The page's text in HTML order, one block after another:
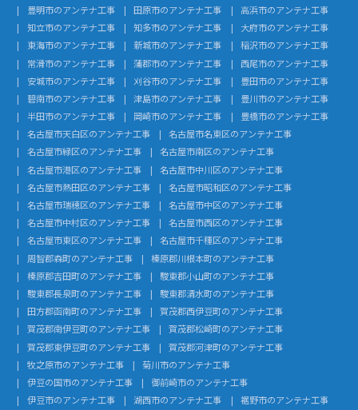
豊明市のアンテナ工事
田原市のアンテナ工事
高浜市のアンテナ工事
知立市のアンテナ工事
知多市のアンテナ工事
大府市のアンテナ工事
東海市のアンテナ工事
新城市のアンテナ工事
稲沢市のアンテナ工事
常滑市のアンテナ工事
蒲郡市のアンテナ工事
西尾市のアンテナ工事
安城市のアンテナ工事
刈谷市のアンテナ工事
豊田市のアンテナ工事
碧南市のアンテナ工事
津島市のアンテナ工事
豊川市のアンテナ工事
半田市のアンテナ工事
岡崎市のアンテナ工事
豊橋市のアンテナ工事
名古屋市天白区のアンテナ工事
名古屋市名東区のアンテナ工事
名古屋市緑区のアンテナ工事
名古屋市南区のアンテナ工事
名古屋市港区のアンテナ工事
名古屋市中川区のアンテナ工事
名古屋市熱田区のアンテナ工事
名古屋市昭和区のアンテナ工事
名古屋市瑞穂区のアンテナ工事
名古屋市中区のアンテナ工事
名古屋市中村区のアンテナ工事
名古屋市西区のアンテナ工事
名古屋市東区のアンテナ工事
名古屋市千種区のアンテナ工事
周智郡森町のアンテナ工事
榛原郡川根本町のアンテナ工事
榛原郡吉田町のアンテナ工事
駿東郡小山町のアンテナ工事
駿東郡長泉町のアンテナ工事
駿東郡清水町のアンテナ工事
田方郡函南町のアンテナ工事
賀茂郡西伊豆町のアンテナ工事
賀茂郡南伊豆町のアンテナ工事
賀茂郡松崎町のアンテナ工事
賀茂郡東伊豆町のアンテナ工事
賀茂郡河津町のアンテナ工事
牧之原市のアンテナ工事
菊川市のアンテナ工事
伊豆の国市のアンテナ工事
御前崎市のアンテナ工事
伊豆市のアンテナ工事
湖西市のアンテナ工事
裾野市のアンテナ工事